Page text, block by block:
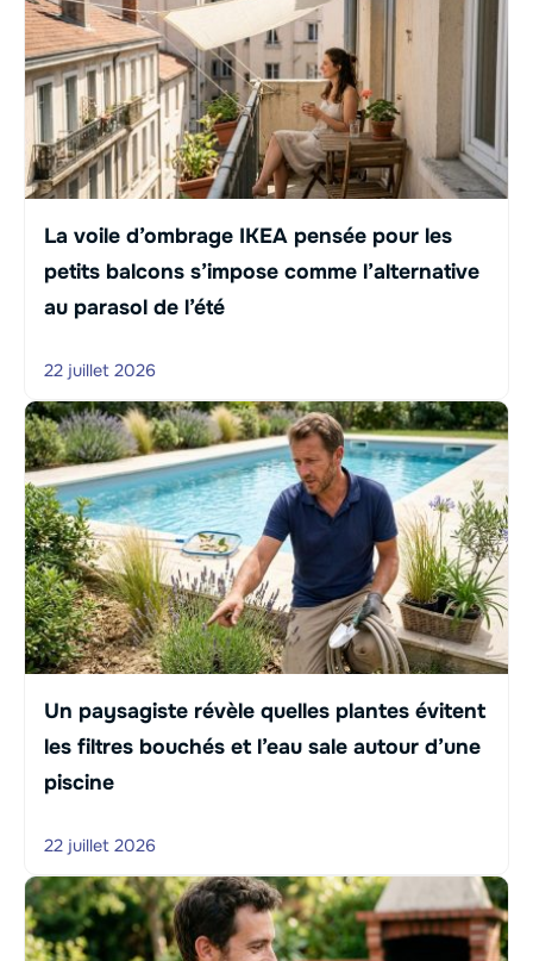
La voile d’ombrage IKEA pensée pour les
petits balcons s’impose comme l’alternative
au parasol de l’été
22 juillet 2026
Un paysagiste révèle quelles plantes évitent
les filtres bouchés et l’eau sale autour d’une
piscine
22 juillet 2026